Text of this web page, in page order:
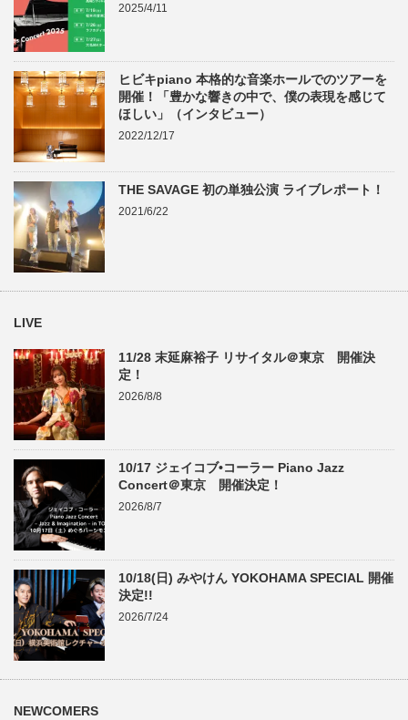
2025/4/11
ヒビキpiano 本格的な音楽ホールでのツアーを
開催！「豊かな響きの中で、僕の表現を感じて
ほしい」（インタビュー）
2022/12/17
THE SAVAGE 初の単独公演 ライブレポート！
2021/6/22
LIVE
11/28 末延麻裕子 リサイタル＠東京 開催決
定！
2026/8/8
10/17 ジェイコブ•コーラー Piano Jazz
Concert＠東京 開催決定！
2026/8/7
10/18(日) みやけん YOKOHAMA SPECIAL 開催
決定!!
2026/7/24
NEWCOMERS